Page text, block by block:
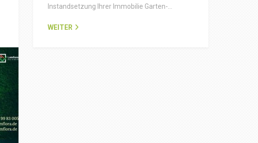
Instandsetzung Ihrer Immobilie Garten-…
WEITER